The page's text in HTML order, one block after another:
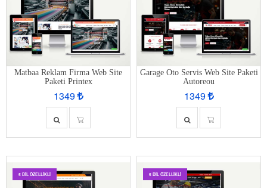
Matbaa Reklam Firma Web Site
Paketi Printex
1349
Garage Oto Servis Web Site Paketi
Autoreou
1349
5 DIL ÖZELLIKLI 5 DIL ÖZELLIKLI